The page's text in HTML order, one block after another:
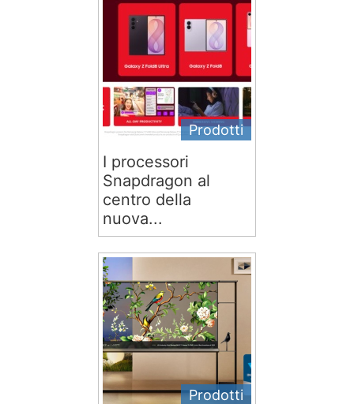
Prodotti
I processori
Snapdragon al
centro della
nuova...
Prodotti